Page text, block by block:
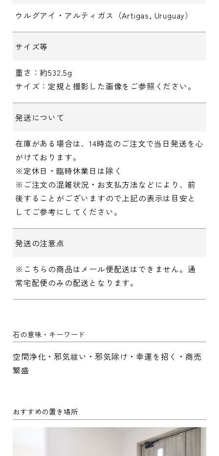
ウルグアイ・アルティガス（Artigas, Uruguay）
サイズ等
重さ：約532.5g
サイズ：定規と撮影した画像をご参照ください。
発送について
在庫がある場合は、14時迄のご注文で当日発送を心
がけております。
※定休日・臨時休業日は除く
※ご注文の混雑状況・お支払方法などにより、前
後することがございますので上記の表示は目安と
してご参考にしてください。
発送の注意点
※こちらの商品はメール便配送はできません。通
常宅配便のみの配送となります。
石の意味・キーワード
空間浄化・邪気祓い・邪気除け・幸運を招く・商売
繁盛
おすすめの置き場所